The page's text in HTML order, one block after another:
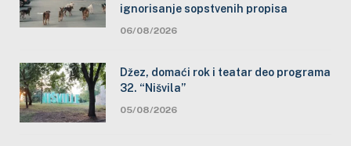
ignorisanje sopstvenih propisa
06/08/2026
Džez, domaći rok i teatar deo programa
32. “Nišvila”
05/08/2026